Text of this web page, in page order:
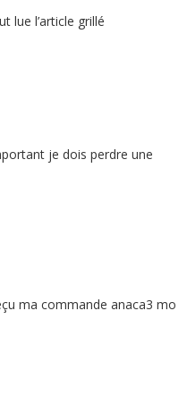
lue l’article grillé
je dois perdre une
ma commande anaca3 mo